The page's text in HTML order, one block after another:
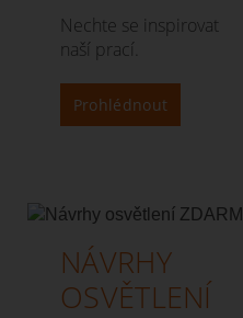
Nechte se inspirovat
naší prací.
Prohlédnout
NÁVRHY
OSVĚTLENÍ